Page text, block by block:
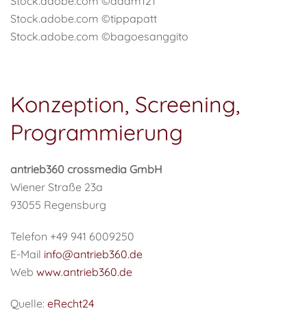
Stock.adobe.com ©tippapatt
Stock.adobe.com ©bagoesanggito
Konzeption, Screening,
Programmierung
antrieb360 crossmedia GmbH
Wiener Straße 23a
93055 Regensburg
Telefon +49 941 6009250
E-Mail info@antrieb360.de
Web www.antrieb360.de
Quelle: eRecht24